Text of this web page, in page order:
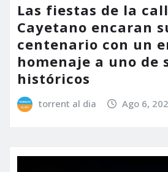
Las fiestas de la
Cayetano encaran
centenario con un
homenaje a uno de
históricos
torrent al dia Ago 6,